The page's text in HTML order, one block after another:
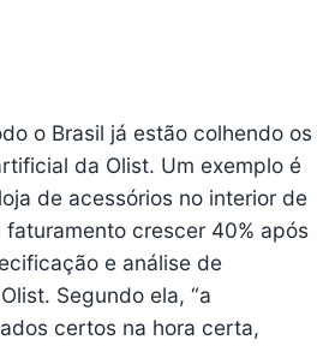
o Brasil já estão colhendo os
da Olist. Um exemplo é
de acessórios no interior de
faturamento crescer 40% após
e análise de
Segundo ela, “a
certos na hora certa,